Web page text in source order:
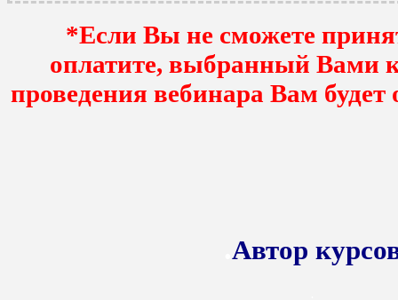
*Если Вы не сможете
оплатите, выбранный Вами
проведения вебинара Вам будет
Автор